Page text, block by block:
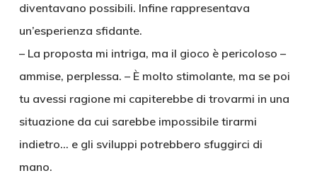
diventavano possibili. Infine rappresentava
un’esperienza sfidante.
– La proposta mi intriga, ma il gioco è pericoloso –
ammise, perplessa. – È molto stimolante, ma se poi
tu avessi ragione mi capiterebbe di trovarmi in una
situazione da cui sarebbe impossibile tirarmi
indietro… e gli sviluppi potrebbero sfuggirci di
mano.